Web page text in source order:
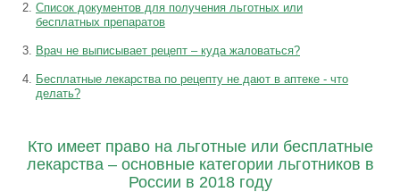
Список документов для получения льготных или
бесплатных препаратов
Врач не выписывает рецепт – куда жаловаться?
Бесплатные лекарства по рецепту не дают в аптеке - что
делать?
Кто имеет право на льготные или бесплатные
лекарства – основные категории льготников в
России в 2018 году